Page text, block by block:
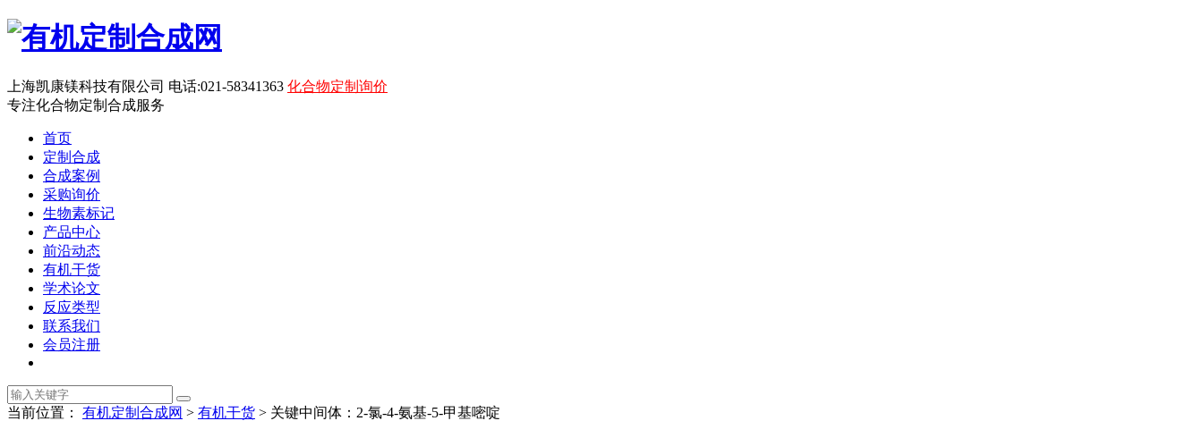
上海凯康镁科技有限公司 电话:021-58341363 化合物定制询价
专注化合物定制合成服务
首页
定制合成
合成案例
采购询价
生物素标记
产品中心
前沿动态
有机干货
学术论文
反应类型
联系我们
会员注册
当前位置： 有机定制合成网 > 有机干货 > 关键中间体：2-氯-4-氨基-5-甲基嘧啶